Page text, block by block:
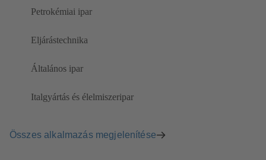
Petrokémiai ipar
Eljárástechnika
Általános ipar
Italgyártás és élelmiszeripar
Összes alkalmazás megjelenítése